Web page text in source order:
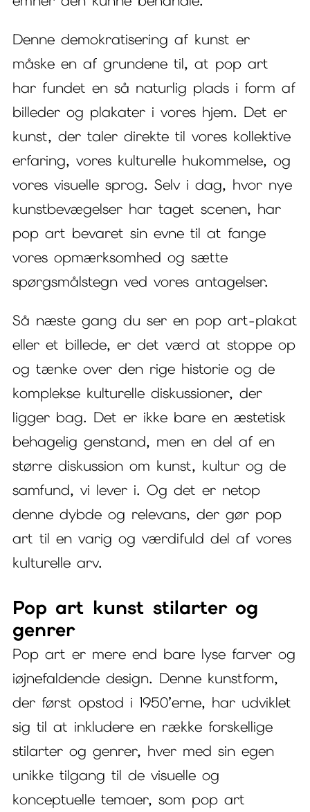
Denne demokratisering af kunst er
måske en af grundene til, at pop art
har fundet en så naturlig plads i form af
billeder og plakater i vores hjem. Det er
kunst, der taler direkte til vores kollektive
erfaring, vores kulturelle hukommelse, og
vores visuelle sprog. Selv i dag, hvor nye
kunstbevægelser har taget scenen, har
pop art bevaret sin evne til at fange
vores opmærksomhed og sætte
spørgsmålstegn ved vores antagelser.
Så næste gang du ser en pop art-plakat
eller et billede, er det værd at stoppe op
og tænke over den rige historie og de
komplekse kulturelle diskussioner, der
ligger bag. Det er ikke bare en æstetisk
behagelig genstand, men en del af en
større diskussion om kunst, kultur og de
samfund, vi lever i. Og det er netop
denne dybde og relevans, der gør pop
art til en varig og værdifuld del af vores
kulturelle arv.
Pop art kunst stilarter og
genrer
Pop art er mere end bare lyse farver og
iøjnefaldende design. Denne kunstform,
der først opstod i 1950’erne, har udviklet
sig til at inkludere en række forskellige
stilarter og genrer, hver med sin egen
unikke tilgang til de visuelle og
konceptuelle temaer, som pop art